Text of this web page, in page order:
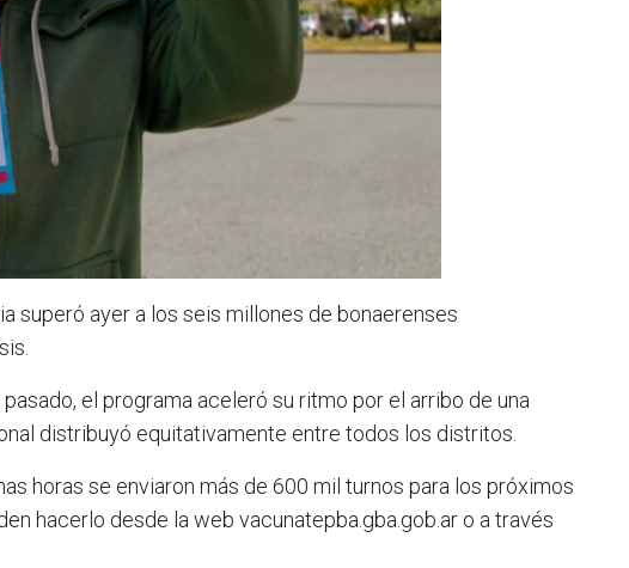
superó ayer a los seis millones de bonaerenses
el programa aceleró su ritmo por el arribo de una
distribuyó equitativamente entre todos los distritos.
horas se enviaron más de 600 mil turnos para los próximos
hacerlo desde la web vacunatepba.gba.gob.ar o a través